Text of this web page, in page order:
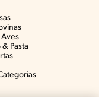
Pasta​